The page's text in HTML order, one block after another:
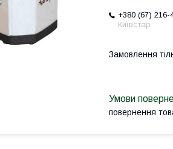
+380 (67) 216-
Київстар
Замовлення
повернення